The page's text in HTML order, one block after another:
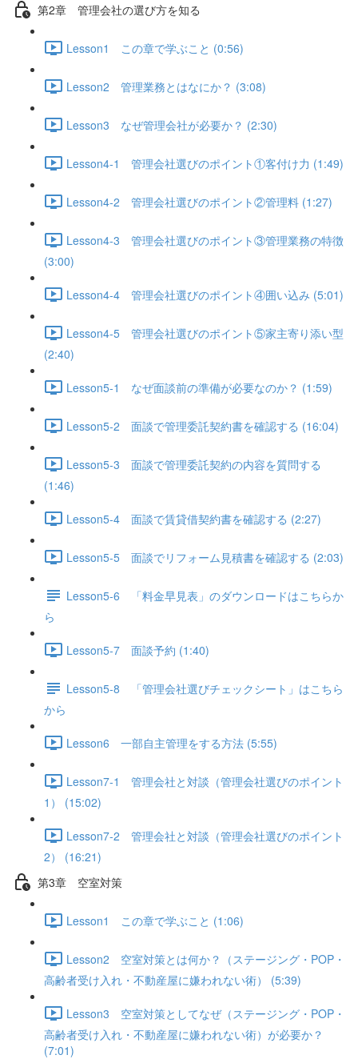
第2章 管理会社の選び方を知る
Lesson1 この章で学ぶこと (0:56)
Lesson2 管理業務とはなにか？ (3:08)
Lesson3 なぜ管理会社が必要か？ (2:30)
Lesson4-1 管理会社選びのポイント①客付け力 (1:49)
Lesson4-2 管理会社選びのポイント②管理料 (1:27)
Lesson4-3 管理会社選びのポイント③管理業務の特徴
(3:00)
Lesson4-4 管理会社選びのポイント④囲い込み (5:01)
Lesson4-5 管理会社選びのポイント⑤家主寄り添い型
(2:40)
Lesson5-1 なぜ面談前の準備が必要なのか？ (1:59)
Lesson5-2 面談で管理委託契約書を確認する (16:04)
Lesson5-3 面談で管理委託契約の内容を質問する
(1:46)
Lesson5-4 面談で賃貸借契約書を確認する (2:27)
Lesson5-5 面談でリフォーム見積書を確認する (2:03)
Lesson5-6 「料金早見表」のダウンロードはこちらか
ら
Lesson5-7 面談予約 (1:40)
Lesson5-8 「管理会社選びチェックシート」はこちら
から
Lesson6 一部自主管理をする方法 (5:55)
Lesson7-1 管理会社と対談（管理会社選びのポイント
1） (15:02)
Lesson7-2 管理会社と対談（管理会社選びのポイント
2） (16:21)
第3章 空室対策
Lesson1 この章で学ぶこと (1:06)
Lesson2 空室対策とは何か？（ステージング・POP・
高齢者受け入れ・不動産屋に嫌われない術） (5:39)
Lesson3 空室対策としてなぜ（ステージング・POP・
高齢者受け入れ・不動産屋に嫌われない術）が必要か？
(7:01)